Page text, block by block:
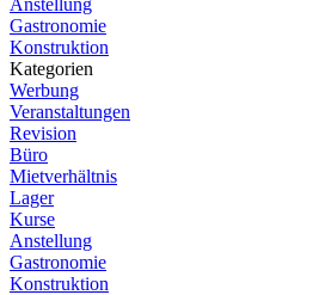
Anstellung
Gastronomie
Konstruktion
Kategorien
Werbung
Veranstaltungen
Revision
Büro
Mietverhältnis
Lager
Kurse
Anstellung
Gastronomie
Konstruktion